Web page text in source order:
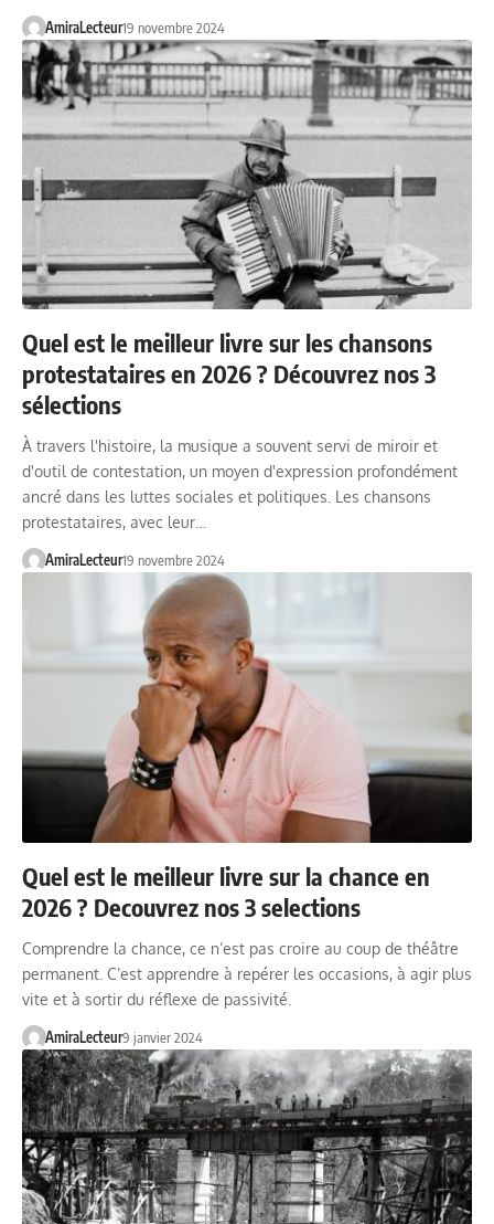
AmiraLecteur19 novembre 2024
Quel est le meilleur livre sur les chansons
protestataires en 2026 ? Découvrez nos 3
sélections
À travers l'histoire, la musique a souvent servi de miroir et
d'outil de contestation, un moyen d'expression profondément
ancré dans les luttes sociales et politiques. Les chansons
protestataires, avec leur…
AmiraLecteur19 novembre 2024
Quel est le meilleur livre sur la chance en
2026 ? Decouvrez nos 3 selections
Comprendre la chance, ce n’est pas croire au coup de théâtre
permanent. C’est apprendre à repérer les occasions, à agir plus
vite et à sortir du réflexe de passivité.
AmiraLecteur9 janvier 2024